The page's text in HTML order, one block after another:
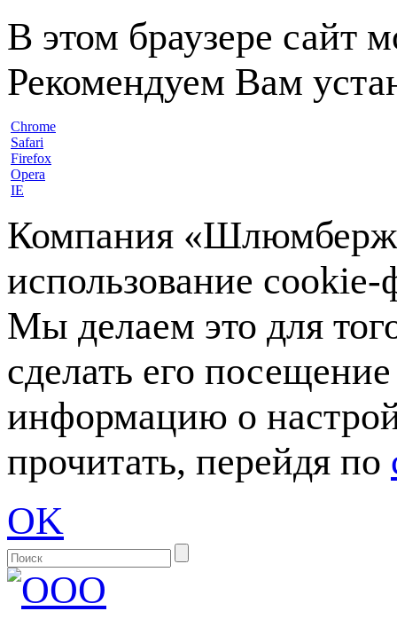
В этом браузере сайт
Рекомендуем Вам
Chrome
Safari
Firefox
Opera
IE
Компания
использование
Мы делаем это для
сделать его
информацию о
прочитать, перейдя по
OK